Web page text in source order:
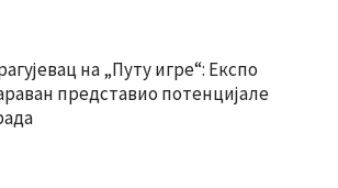
на „Путу игре“: Експо
представио потенцијале